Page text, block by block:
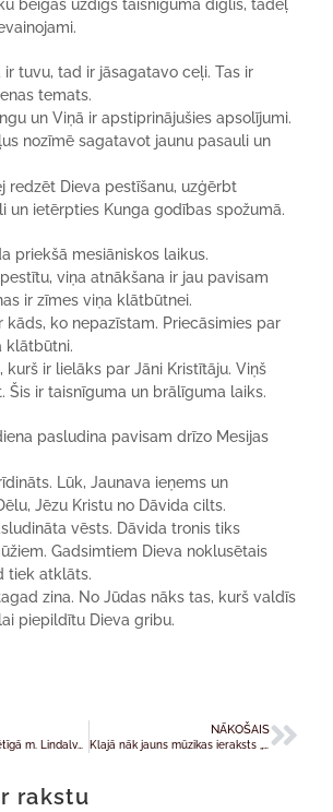
beigās uzdīgs taisnīguma dīglis, tādēļ
tuvu, tad ir jāsagatavo ceļi. Tas ir
temats.
un Viņā ir apstiprinājušies apsolījumi.
nozīmē sagatavot jaunu pasauli un
redzēt Dieva pestīšanu, uzģērbt
un ietērpties Kunga godības spožumā.
priekšā mesiāniskos laikus.
viņa atnākšana ir jau pavisam
ir zīmes viņa klātbūtnei.
kāds, ko nepazīstam. Priecāsimies par
klātbūtni.
kurš ir lielāks par Jāni Kristītāju. Viņš
Šis ir taisnīguma un brālīguma laiks.
pasludina pavisam drīzo Mesijas
Lūk, Jaunava ieņems un
Jēzu Kristu no Dāvida cilts.
vēsts. Dāvida tronis tiks
Gadsimtiem Dieva noklusētais
tiek atklāts.
zina. No Jūdas nāks tas, kurš valdīs
piepildītu Dieva gribu.
NĀKOŠAIS
rakstu